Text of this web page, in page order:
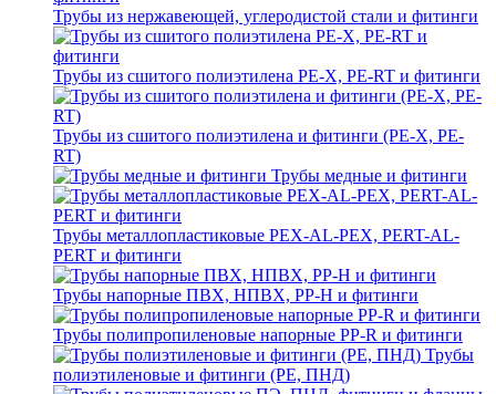
Трубы из нержавеющей, углеродистой стали и фитинги
Трубы из сшитого полиэтилена PE-X, PE-RT и фитинги
Трубы из сшитого полиэтилена и фитинги (PE-X, PE-
RT)
Трубы медные и фитинги
Трубы металлопластиковые PEX-AL-PEX, PERT-AL-
PERT и фитинги
Трубы напорные ПВХ, НПВХ, PP-H и фитинги
Трубы полипропиленовые напорные PP-R и фитинги
Трубы
полиэтиленовые и фитинги (PE, ПНД)